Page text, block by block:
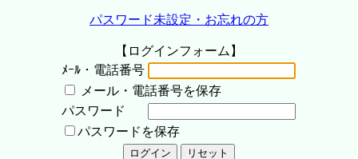
パスワード未設定・お忘れの方
【ログインフォーム】
ﾒｰﾙ・電話番号
メール・電話番号を保存
パスワード
パスワードを保存